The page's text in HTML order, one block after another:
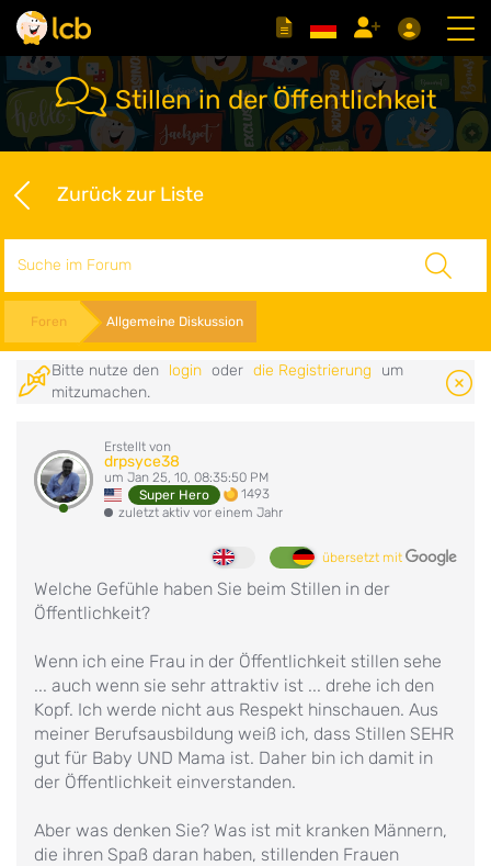
Stillen in der Öffentlichkeit
Zurück zur Liste
Foren Allgemeine Diskussion
Bitte nutze den login oder die Registrierung
um
mitzumachen.
Erstellt von
drpsyce38
um Jan 25, 10, 08:35:50 PM
Super Hero
1493
zuletzt aktiv vor einem Jahr
übersetzt mit
Welche Gefühle haben Sie beim Stillen in der
Öffentlichkeit?
Wenn ich eine Frau in der Öffentlichkeit stillen sehe
... auch wenn sie sehr attraktiv ist ... drehe ich den
Kopf. Ich werde nicht aus Respekt hinschauen. Aus
meiner Berufsausbildung weiß ich, dass Stillen SEHR
gut für Baby UND Mama ist. Daher bin ich damit in
der Öffentlichkeit einverstanden.
Aber was denken Sie? Was ist mit kranken Männern,
die ihren Spaß daran haben, stillenden Frauen